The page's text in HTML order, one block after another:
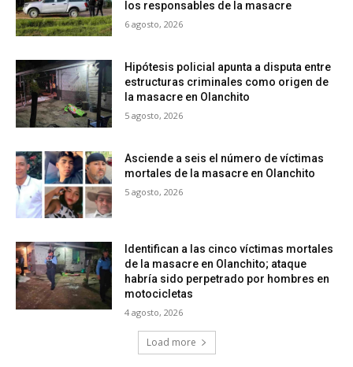
los responsables de la masacre
6 agosto, 2026
Hipótesis policial apunta a disputa entre
estructuras criminales como origen de
la masacre en Olanchito
5 agosto, 2026
Asciende a seis el número de víctimas
mortales de la masacre en Olanchito
5 agosto, 2026
Identifican a las cinco víctimas mortales
de la masacre en Olanchito; ataque
habría sido perpetrado por hombres en
motocicletas
4 agosto, 2026
Load more